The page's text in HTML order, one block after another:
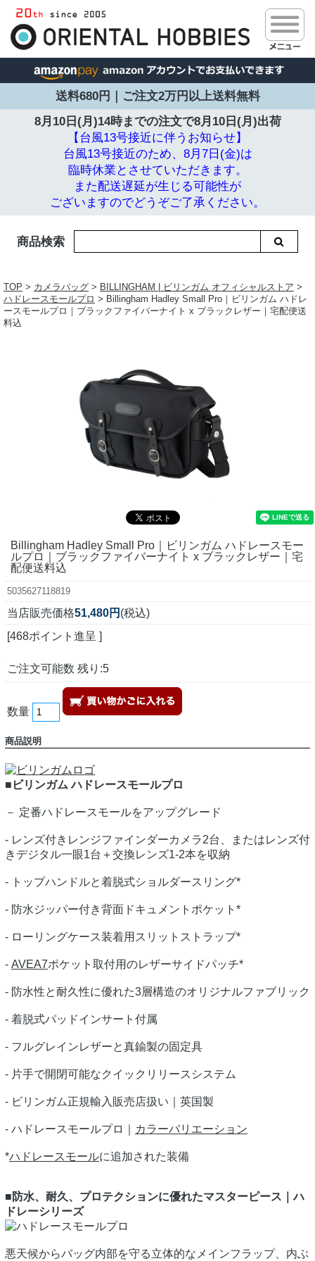
送料680円｜ご注文2万円以上送料無料
8月10日(月)14時までの注文で8月10日(月)出荷
【台風13号接近に伴うお知らせ】
台風13号接近のため、8月7日(金)は
臨時休業とさせていただきます。
また配送遅延が生じる可能性が
ございますのでどうぞご了承ください。
商品検索
TOP > カメラバッグ > BILLINGHAM | ビリンガム オフィシャルストア >
ハドレースモールプロ > Billingham Hadley Small Pro｜ビリンガム ハドレ
ースモールプロ｜ブラックファイバーナイト x ブラックレザー｜宅配便送
料込
Billingham Hadley Small Pro｜ビリンガム ハドレースモー
ルプロ｜ブラックファイバーナイト x ブラックレザー｜宅
配便送料込
5035627118819
当店販売価格51,480円 (税込)
[468ポイント進呈 ]
ご注文可能数 残り:5
数量
商品説明
■ビリンガム ハドレースモールプロ
－ 定番ハドレースモールをアップグレード
- レンズ付きレンジファインダーカメラ2台、またはレンズ付
きデジタル一眼1台＋交換レンズ1-2本を収納
- トップハンドルと着脱式ショルダースリング*
- 防水ジッパー付き背面ドキュメントポケット*
- ローリングケース装着用スリットストラップ*
- AVEA7ポケット取付用のレザーサイドパッチ*
- 防水性と耐久性に優れた3層構造のオリジナルファブリック
- 着脱式パッドインサート付属
- フルグレインレザーと真鍮製の固定具
- 片手で開閉可能なクイックリリースシステム
- ビリンガム正規輸入販売店扱い｜英国製
- ハドレースモールプロ｜ カラーバリエーション
*ハドレースモールに追加された装備
■防水、耐久、プロテクションに優れたマスターピース｜ハ
ドレーシリーズ
悪天候からバッグ内部を守る立体的なメインフラップ、内ぶ